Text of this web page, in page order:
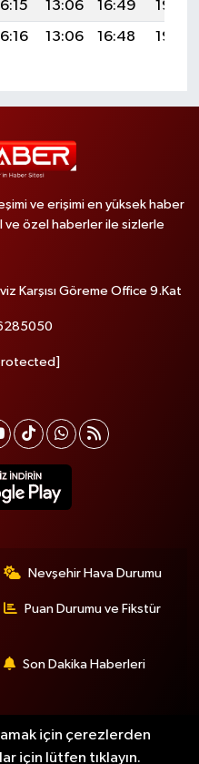
13:06 16:49
19:48
13:06 16:48 19:46
ve erişimi en yüksek haber
ve özel haberler ile sizlerle
Karşısı Göreme Office 9.Kat
Nevşehir Hava Durumu
Puan Durumu ve Fikstür
Son Dakika Haberleri
için çerezlerden
için lütfen tıklayın.